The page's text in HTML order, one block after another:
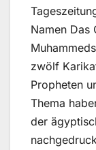
Namen Das
zwölf
Propheten
Thema
der